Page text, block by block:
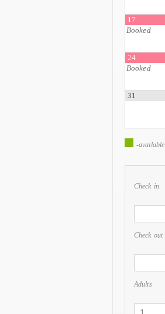
17
Booked
24
Booked
31
-available
Check in
Check out
Adults